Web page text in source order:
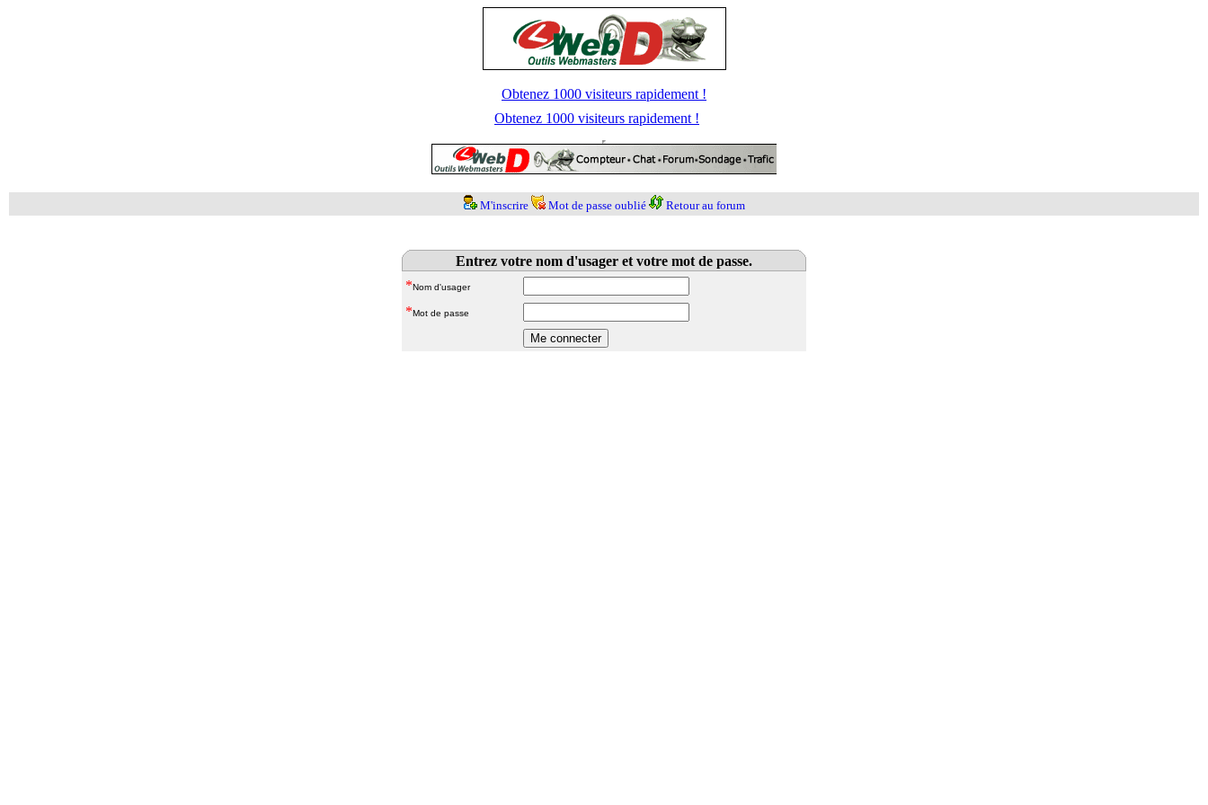
Obtenez 1000 visiteurs rapidement !
Obtenez 1000 visiteurs rapidement !
M'inscrire Mot de passe oublié Retour au forum
Entrez votre nom d'usager et votre mot de passe.
*Nom d'usager
*Mot de passe